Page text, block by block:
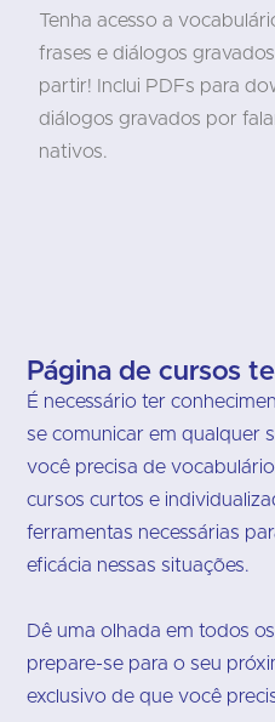
Tenha acesso a
frases e diálogos
partir! Inclui PDFs para
diálogos gravados por
nativos.
Página de cursos
É necessário ter
se comunicar em qualquer
você precisa de
cursos curtos e
ferramentas necessárias
eficácia nessas situações.
Dê uma olhada em todos
prepare-se para o seu
exclusivo de que você